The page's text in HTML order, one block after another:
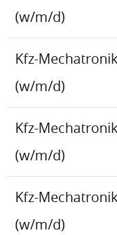
(w/m/d)
Kfz-
(w/m/d)
Kfz-
(w/m/d)
Kfz-
(w/m/d)